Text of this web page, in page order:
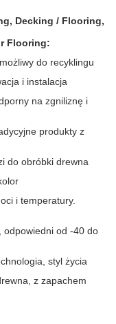
Decking / Flooring,
Flooring:
do recyklingu
i instalacja
na zgniliznę i
produkty z
do obróbki drewna
i temperatury.
odpowiedni od -40 do
styl życia
z zapachem